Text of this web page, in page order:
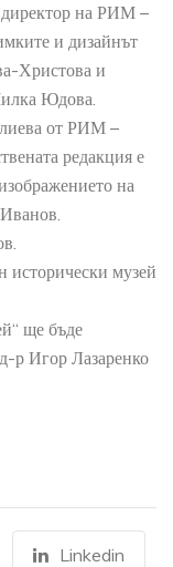
на РИМ –
и дизайнът
Христова и
Юдова.
от РИМ –
редакция е
на
исторически музей
ще бъде
р Игор Лазаренко
Linkedin